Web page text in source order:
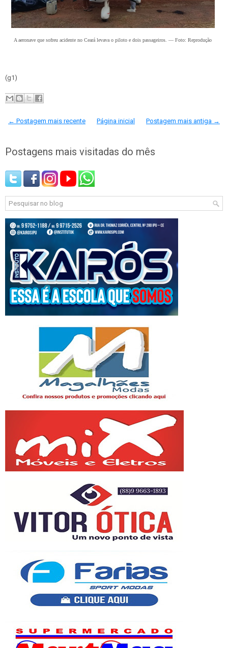
A aeronave que sofreu acidente no Ceará levava o piloto e dois passageiros. — Foto: Reprodução
(g1)
← Postagem mais recente Postagem mais antiga →
Página inicial
Postagens mais visitadas do mês